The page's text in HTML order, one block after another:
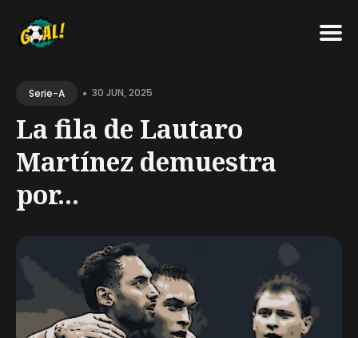
forSerie-A • 30 JUN, 2025
La fila de Lautaro
Martínez demuestra
por...